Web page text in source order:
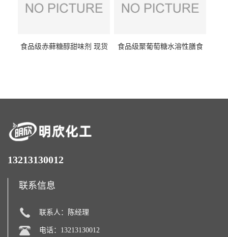
食品级赤藓糖醇甜味剂 现货
食品级聚葡萄糖水溶性膳食
13213130012
联系信息
联系人：陈经理
电话：13213130012